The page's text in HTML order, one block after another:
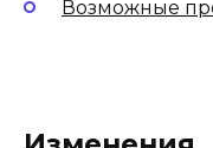
Возможные